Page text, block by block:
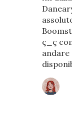
ç_ç
andare